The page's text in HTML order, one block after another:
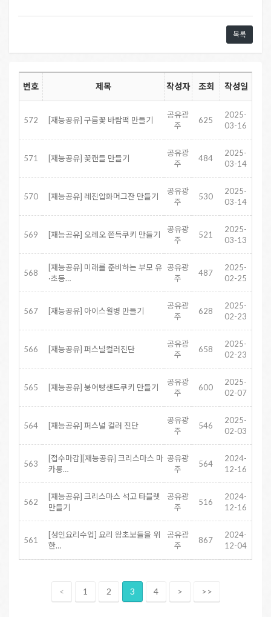
목록
번호 제목 작성자 조회 작성일
572 [재능공유] 구름꽃 바람떡 만들기
공유광
주
625
2025-
03-16
571 [재능공유] 꽃캔들 만들기
공유광
주
484
2025-
03-14
570 [재능공유] 레진압화머그잔 만들기
공유광
주
530
2025-
03-14
569 [재능공유] 오레오 쫀득쿠키 만들기
공유광
주
521
2025-
03-13
568
[재능공유] 미래를 준비하는 부모 유
·초등…
공유광
주
487
2025-
02-25
567 [재능공유] 아이스월병 만들기
공유광
주
628
2025-
02-23
566 [재능공유] 퍼스널컬러진단
공유광
주
658
2025-
02-23
565 [재능공유] 붕어빵샌드쿠키 만들기
공유광
주
600
2025-
02-07
564 [재능공유] 퍼스널 컬러 진단
공유광
주
546
2025-
02-03
563
[접수마감][재능공유] 크리스마스 마
카롱…
공유광
주
564
2024-
12-16
562
[재능공유] 크리스마스 석고 타블렛
만들기
공유광
주
516
2024-
12-16
561
[성인요리수업] 요리 왕초보들을 위
한…
공유광
주
867
2024-
12-04
< 1 2 3 4 > >>